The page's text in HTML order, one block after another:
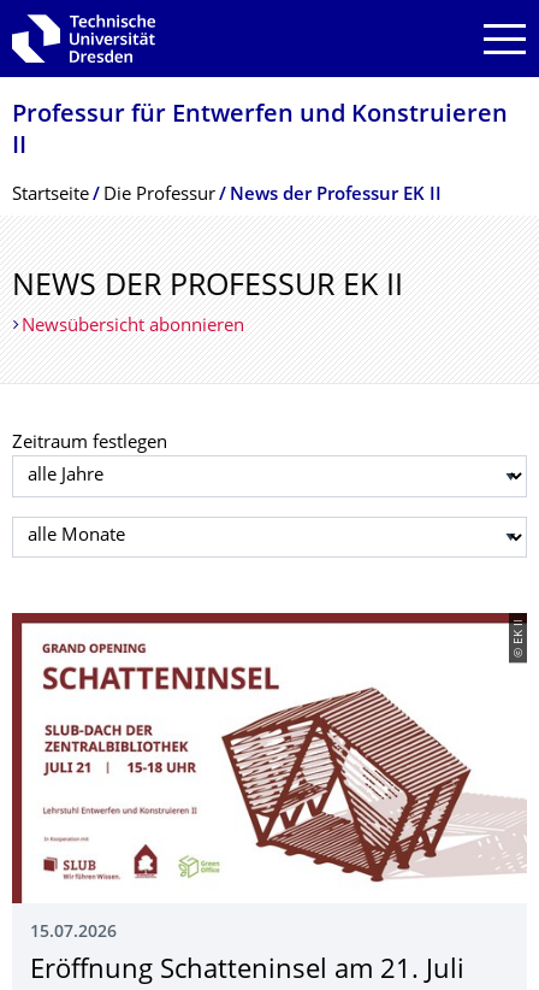
Zur Hauptnavigation springen
Zur Suche springen
Zum Inhalt springen
Professur für Entwerfen und Konstruieren
II
Breadcrumb-Menü
Startseite Die Professur News der Professur EK II
NEWS DER PROFESSUR EK II
Newsübersicht abonnieren
Zeitraum festlegen
Jahr auswählen
Monat auswählen
© EK II
15.07.2026
Eröffnung Schatteninsel am 21. Juli